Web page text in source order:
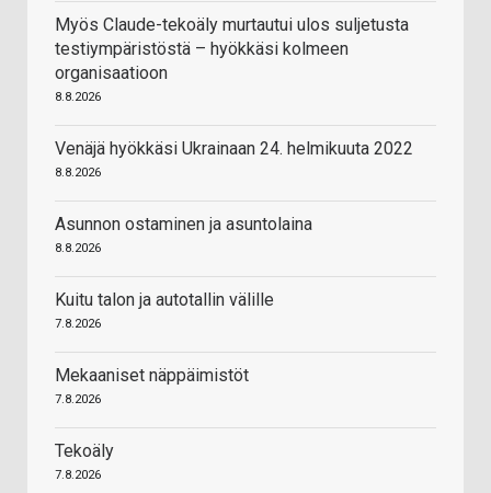
Myös Claude-tekoäly murtautui ulos suljetusta
testiympäristöstä – hyökkäsi kolmeen
organisaatioon
8.8.2026
Venäjä hyökkäsi Ukrainaan 24. helmikuuta 2022
8.8.2026
Asunnon ostaminen ja asuntolaina
8.8.2026
Kuitu talon ja autotallin välille
7.8.2026
Mekaaniset näppäimistöt
7.8.2026
Tekoäly
7.8.2026